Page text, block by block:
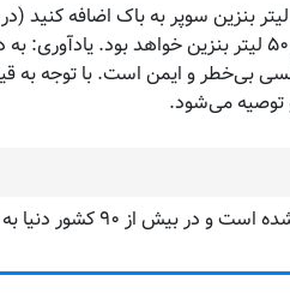
محتوی تیوپ را قبل از سوخت گیری به باک خودرو اضافه
استفاده نمایید. در صورت استفاده در دفعات بعد هر یک
بی‌خطر و ایمن است. با توجه
توصیه می‌شود.